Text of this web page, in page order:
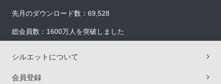
先月のダウンロード数：69,528
総会員数：1600万人を突破しました
シルエットについて
会員登録